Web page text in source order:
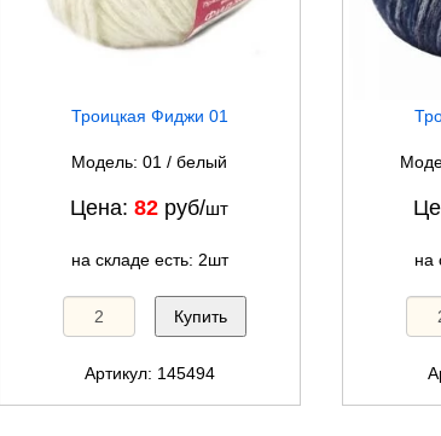
Троицкая Фиджи 01
Модель: 01 / белый
Цена:82 руб/шт
на складе есть: 2шт
Купить
Артикул: 145494
на